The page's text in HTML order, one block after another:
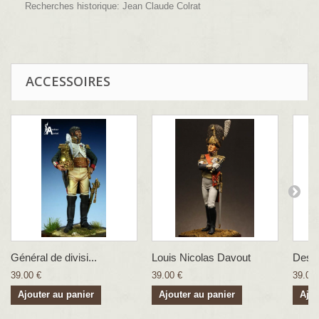
Recherches historique: Jean Claude Colrat
ACCESSOIRES
Général de divisi...
39.00 €
Ajouter au panier
Louis Nicolas Davout
39.00 €
Ajouter au panier
39.00